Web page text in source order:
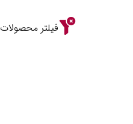
فیلتر محصولات